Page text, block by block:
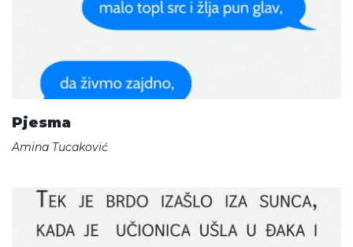
Pjesma
Amina Tucaković